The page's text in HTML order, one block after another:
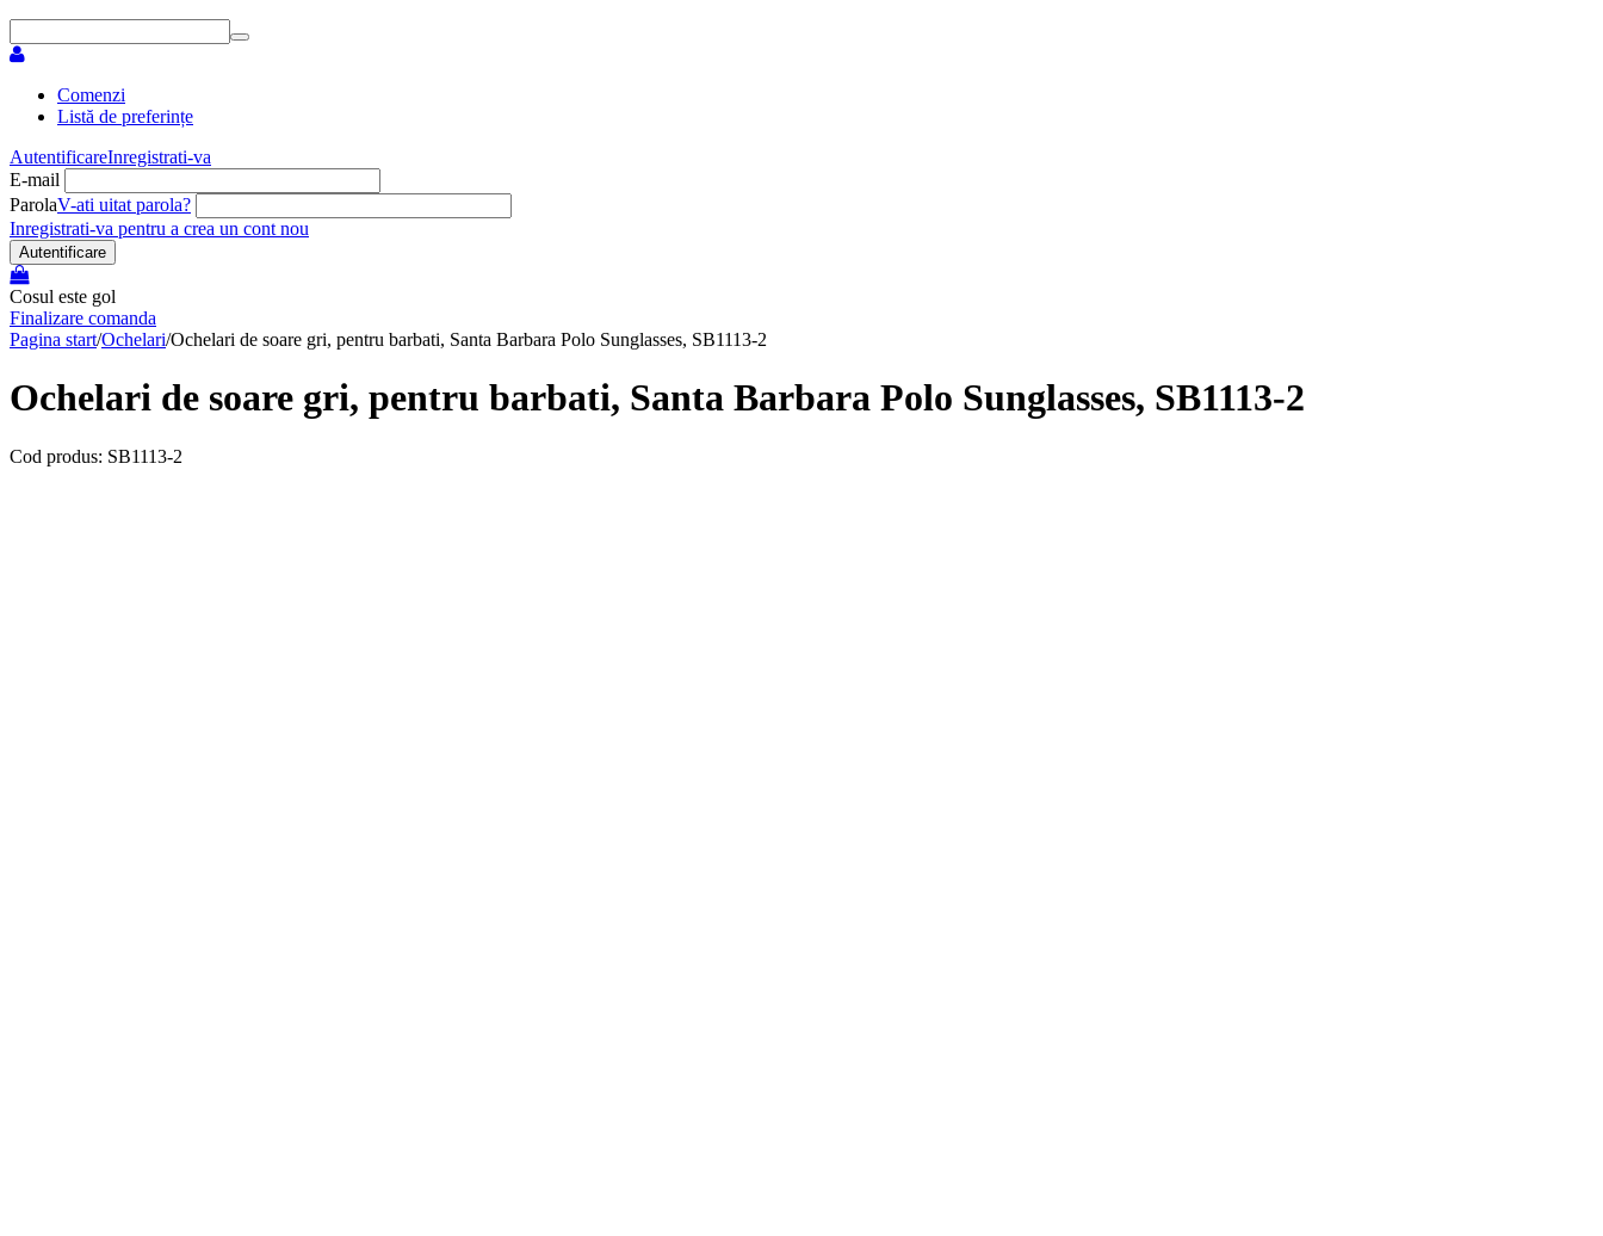
Comenzi
Listă de preferințe
AutentificareInregistrati-va
E-mail
ParolaV-ati uitat parola?
Inregistrati-va pentru a crea un cont nou
Autentificare
Cosul este gol
Finalizare comanda
Pagina start/Ochelari/Ochelari de soare gri, pentru barbati, Santa Barbara Polo Sunglasses, SB1113-2
Ochelari de soare gri, pentru barbati, Santa Barbara Polo Sunglasses, SB1113-2
Cod produs: SB1113-2